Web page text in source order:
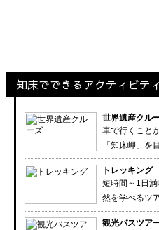
知床でできるアクティビテ
世界遺産クル
車で行くこと
「知床岬」を
トレッキング
短時間～1日
然を学べるツ
観光バスツア